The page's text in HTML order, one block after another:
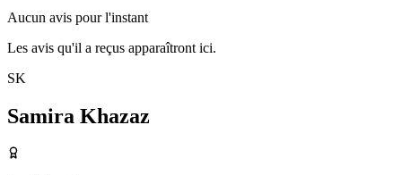
Aucun avis pour l'instant
Les avis qu'il a reçus apparaîtront ici.
SK
Samira Khazaz